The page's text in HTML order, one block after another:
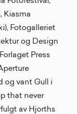
Kiasma
Fotogalleriet
og Design
Press
og vant Gull i
that never
av Hjorths